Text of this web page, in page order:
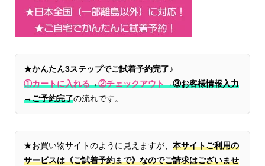
★かんたん3ステップでご試着予約完了♪
①カートに入れる→②チェックアウト→③お客様情報入力
→ご予約完了の流れです。
★お買い物サイトのように見えますが、 本サイトご利用の
サービスは《ご試着予約まで》なのでご請求はございませ